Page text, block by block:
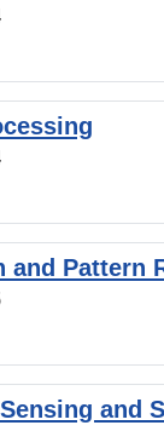
and Pattern
and